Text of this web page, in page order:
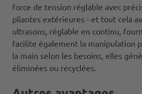
force de tension réglable avec
pliantes extérieures - et tout cela
ultrasons, réglable en continu,
facilite également la manipulation
la main selon les besoins, elles
éliminées ou recyclées.